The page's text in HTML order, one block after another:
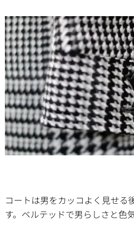
コートは男をカッコよく見せる
す。ベルテッドで男らしさと色